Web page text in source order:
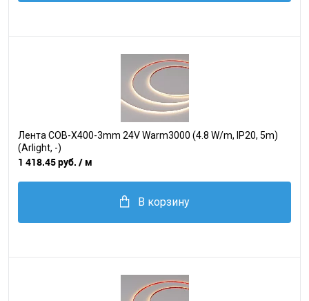
Лента COB-X400-3mm 24V Warm3000 (4.8 W/m, IP20, 5m)
(Arlight, -)
1 418.45 руб. / м
В корзину